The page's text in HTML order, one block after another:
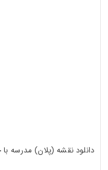
دانلود نقشه (پلان) مدرسه با